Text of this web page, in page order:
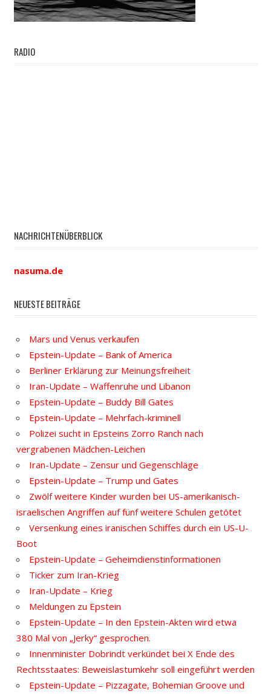
RADIO
NACHRICHTENÜBERBLICK
nasuma.de
NEUESTE BEITRÄGE
Mars und Venus verkaufen
Epstein-Update – Bank of America
Berliner Erklärung zur Meinungsfreiheit
Iran-Update – Waffenruhe und Libanon
Epstein-Update – Buddy Bill Gates
Epstein-Update – Mehrfach-kriminell
Polizei sucht in Epsteins Zorro Ranch nach
vergrabenen Mädchen-Leichen
Iran-Update – Zensur und Gegenschläge
Epstein-Update – Trump und Gates
Zwölf weitere Kinder wurden bei US-amerikanisch-
israelischen Angriffen auf fünf weitere Schulen getötet
Versenkung eines iranischen Schiffes durch ein US-U-
Boot
Epstein-Update – Geheimdienstinformationen
Ticker zum Iran-Krieg
Iran-Update – Krieg
Meldungen zu Epstein
Epstein-Update – In den Epstein-Akten wird etwa
380 Mal von „Jerky“ gesprochen.
Innenminister Dobrindt verkündet bei X Ende des
Rechtsstaates: Beweislastumkehr soll eingeführt werden
Epstein-Update – Pizzagate, Bohemian Groove und